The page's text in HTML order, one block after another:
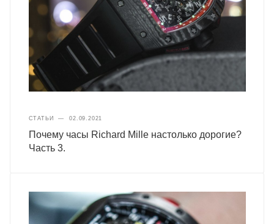
СТАТЬИ — 02.09.2021
Почему часы Richard Mille настолько дорогие?
Часть 3.